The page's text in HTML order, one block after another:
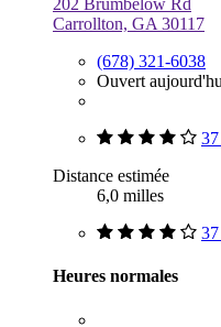
202 Brumbelow Rd
Carrollton, GA 30117
(678) 321-6038
Ouvert
Distance estimée
6,0 milles
Heures normales